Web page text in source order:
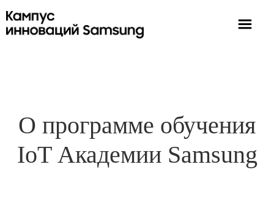
О программе обучения
IoT Академии Samsung